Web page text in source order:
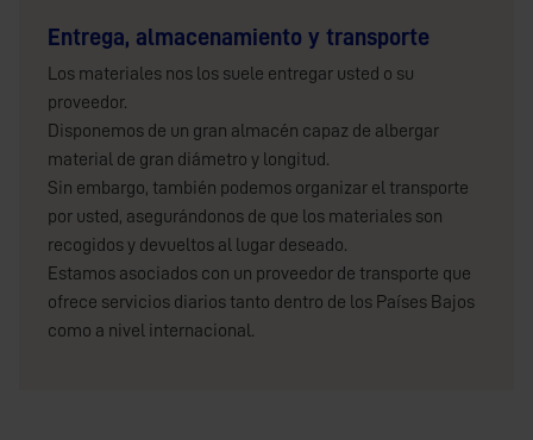
Entrega, almacenamiento y transporte
Los materiales nos los suele entregar usted o su
proveedor.
Disponemos de un gran almacén capaz de albergar
material de gran diámetro y longitud.
Sin embargo, también podemos organizar el transporte
por usted, asegurándonos de que los materiales son
recogidos y devueltos al lugar deseado.
Estamos asociados con un proveedor de transporte que
ofrece servicios diarios tanto dentro de los Países Bajos
como a nivel internacional.